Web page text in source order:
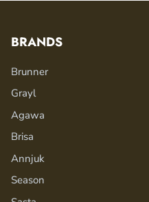
BRANDS
Brunner
Grayl
Agawa
Brisa
Annjuk
Season